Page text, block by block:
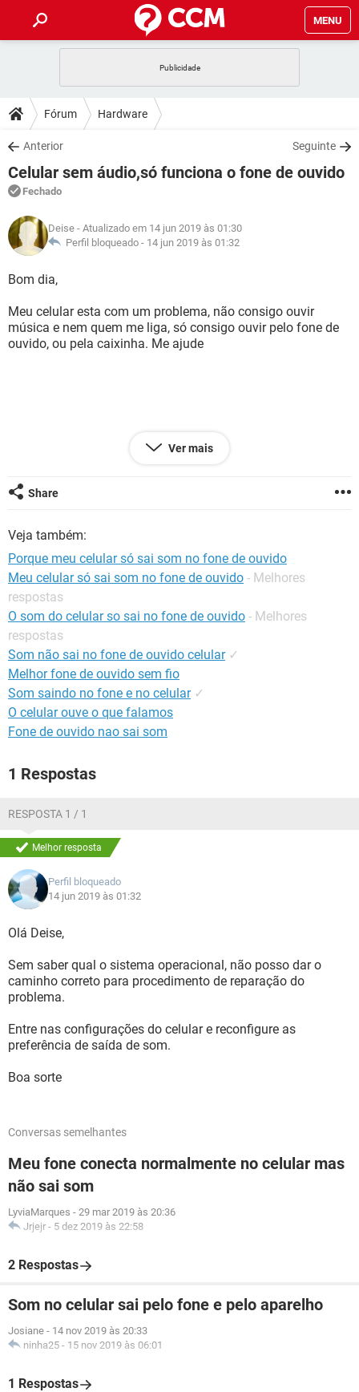
MENU
CELULAR
OUTLOOK
INSTAGRAM GMAIL
GUIA DE COMPRAS
DICAS
JOGOS
OUTLOOK
INSTAGRAM
GUIA DE COMPRAS
DOWNLOADS
JOGOS WHATSAPP
CELULAR
OUTLOOK EXCEL
INSTAGRAM
GUIA DE COMPRAS
FÓRUM
JOGOS
CELULAR FACEBOOK
GUIA DE COMPRAS
GLOSSÁRIO
JOGOS
CELULAR
OUTLOOK EXCEL
INSTAGRAM GMAIL
Fórum Hardware
Anterior Seguinte
Celular sem áudio,só funciona o fone de ouvido
Fechado
Deise - Atualizado em 14 jun 2019 às 01:30
Perfil bloqueado - 14 jun 2019 às 01:32
Bom dia,
Meu celular esta com um problema, não consigo ouvir
música e nem quem me liga, só consigo ouvir pelo fone de
ouvido, ou pela caixinha. Me ajude
Ver mais
Share
Veja também:
Porque meu celular só sai som no fone de ouvido
Meu celular só sai som no fone de ouvido - Melhores
respostas
O som do celular so sai no fone de ouvido - Melhores
respostas
Som não sai no fone de ouvido celular ✓
Melhor fone de ouvido sem fio
Som saindo no fone e no celular ✓
O celular ouve o que falamos
Fone de ouvido nao sai som
1 Respostas
RESPOSTA 1 / 1
Melhor resposta
Perfil bloqueado
14 jun 2019 às 01:32
Olá Deise,
Sem saber qual o sistema operacional, não posso dar o
caminho correto para procedimento de reparação do
problema.
Entre nas configurações do celular e reconfigure as
preferência de saída de som.
Boa sorte
Conversas semelhantes
Meu fone conecta normalmente no celular mas
não sai som
LyviaMarques - 29 mar 2019 às 20:36
Jrjejr - 5 dez 2019 às 22:58
2 Respostas
Som no celular sai pelo fone e pelo aparelho
Josiane - 14 nov 2019 às 20:33
ninha25 - 15 nov 2019 às 06:01
1 Respostas